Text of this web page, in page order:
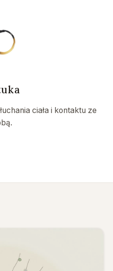
ciała i kontaktu ze